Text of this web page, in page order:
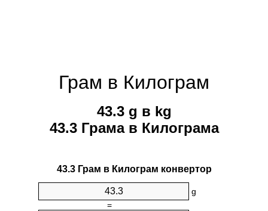
Грам в Килограм
43.3 g в kg
43.3 Грама в Килограмa
43.3 Грам в Килограм конвертор
g
=